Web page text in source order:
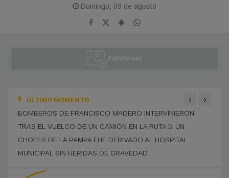
Domingo, 09 de agosto
ÚLTIMO MOMENTO :
BOMBEROS DE FRANCISCO MADERO INTERVINIERON
TRAS EL VUELCO DE UN CAMIÓN EN LA RUTA 5: UN
CHOFER DE LA PAMPA FUE DERIVADO AL HOSPITAL
MUNICIPAL SIN HERIDAS DE GRAVEDAD
‹ ›